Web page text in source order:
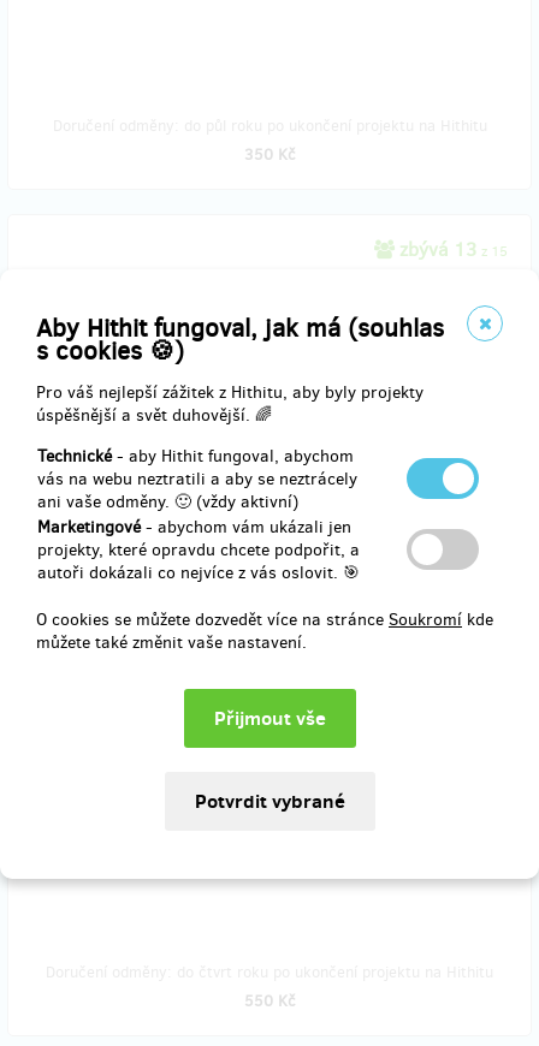
Aby Hithit fungoval, jak má (souhlas
s cookies 🍪)
Pro váš nejlepší zážitek z Hithitu, aby byly projekty
úspěšnější a svět duhovější. 🌈
Technické- aby Hithit fungoval, abychom
vás na webu neztratili a aby se neztrácely
ani vaše odměny. 🙂 (vždy aktivní)
Marketingové- abychom vám ukázali jen
projekty, které opravdu chcete podpořit, a
autoři dokázali co nejvíce z vás oslovit. 🎯
O cookies se můžete dozvedět více na stránce Soukromí kde
můžete také změnit vaše nastavení.
350 Kč
zbývá 13 z 15
Pro sběratele autogramů nabízíme plakát podepsaný účinkujícími
kapelami a originálním osobním přáním od produkčního týmu - co
kus to originál! K němu dostanete i placku a originální sadu
samolepek.
K vyzvednutí na RefuFestu nebo v InBázi.
Doručení odměny: nespecifikováno
Originální kalendář s fotkami z RefuFestu
Naši fotografové jsou skvělí, takže se máte na co těšit!
550 Kč